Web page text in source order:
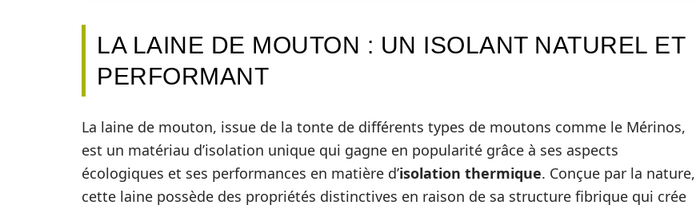
LA LAINE DE MOUTON : UN ISOLANT NATUREL ET
PERFORMANT
La laine de mouton, issue de la tonte de différents types de moutons comme le Mérinos,
est un matériau d’isolation unique qui gagne en popularité grâce à ses aspects
écologiques et ses performances en matière d’isolation thermique. Conçue par la nature,
cette laine possède des propriétés distinctives en raison de sa structure fibrique qui crée